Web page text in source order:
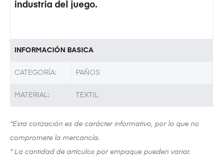
industria del juego.
INFORMACIÓN BASICA
CATEGORÍA: PAÑOS
MATERIAL: TEXTIL
*Esta cotización es de carácter informativo, por lo que no
compromete la mercancía.
* La cantidad de artículos por empaque pueden variar.